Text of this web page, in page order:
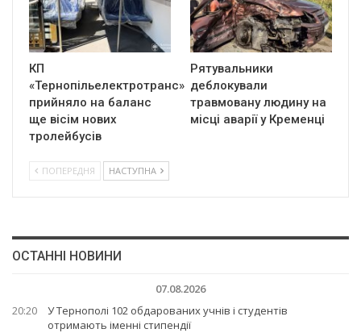
КП
«Тернопільелектротранс»
прийняло на баланс
ще вісім нових
тролейбусів
Рятувальники
деблокували
травмовану людину на
місці аварії у Кременці
ПОПЕРЕДНЯ НАСТУПНА
ОСТАННІ НОВИНИ
07.08.2026
20:20
У Тернополі 102 обдарованих учнів і студентів
отримають іменні стипендії